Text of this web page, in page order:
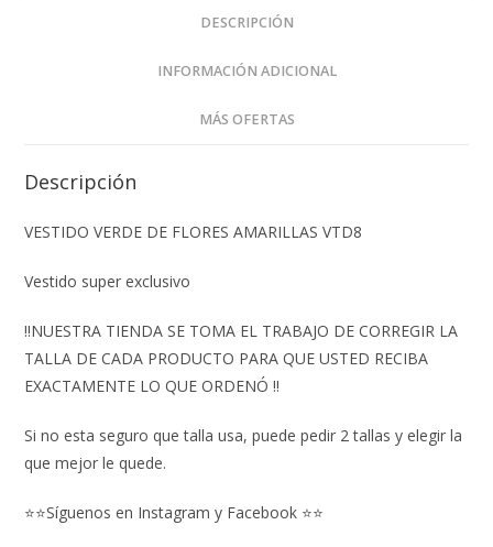
DESCRIPCIÓN
INFORMACIÓN ADICIONAL
MÁS OFERTAS
Descripción
VESTIDO VERDE DE FLORES AMARILLAS VTD8
Vestido super exclusivo
‼️NUESTRA TIENDA SE TOMA EL TRABAJO DE CORREGIR LA
TALLA DE CADA PRODUCTO PARA QUE USTED RECIBA
EXACTAMENTE LO QUE ORDENÓ ‼️
Si no esta seguro que talla usa, puede pedir 2 tallas y elegir la
que mejor le quede.
⭐⭐Síguenos en Instagram y Facebook ⭐⭐